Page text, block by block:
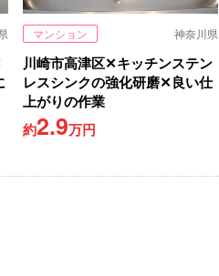
マンション 神奈川県
川崎市高津区✕キッチンステン
レスシンクの強化研磨✕良い仕
上がりの作業
約2.9万円